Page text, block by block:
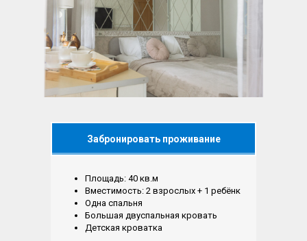
Забронировать проживание
Площадь: 40 кв.м
Вместимость: 2 взрослых + 1 ребёнк
Одна спальня
Большая двуспальная кровать
Детская кроватка